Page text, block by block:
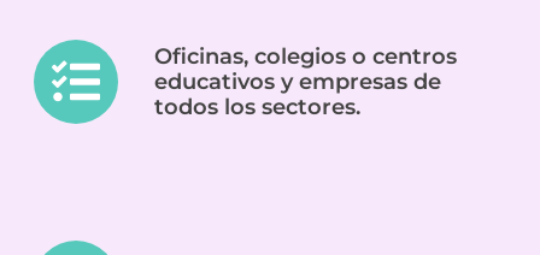
Oficinas, colegios o centros
educativos y empresas de
todos los sectores.